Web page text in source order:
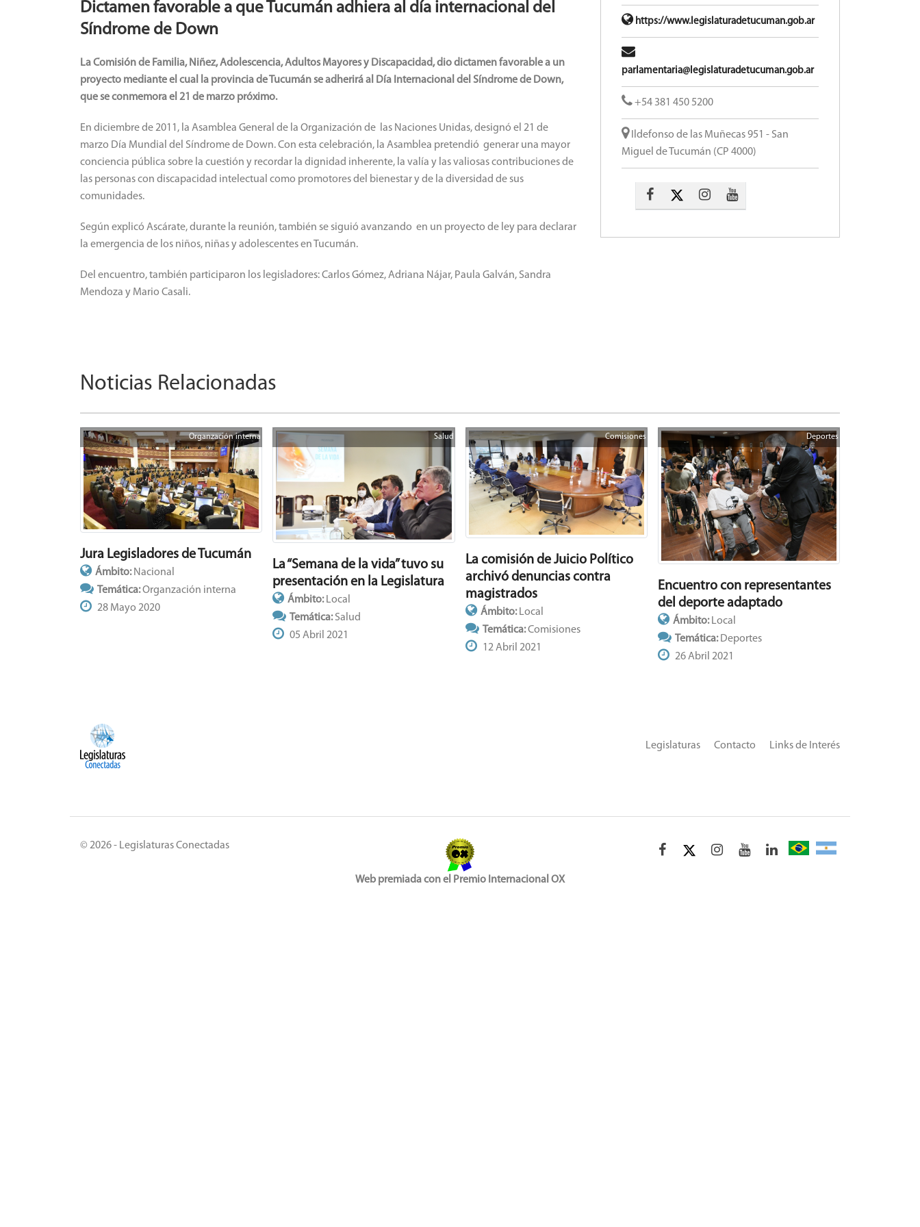
Dictamen favorable a que Tucumán adhiera al día internacional del
Síndrome de Down
La Comisión de Familia, Niñez, Adolescencia, Adultos Mayores y Discapacidad, dio dictamen favorable a un
proyecto mediante el cual la provincia de Tucumán se adherirá al Día Internacional del Síndrome de Down,
que se conmemora el 21 de marzo próximo.
En diciembre de 2011, la Asamblea General de la Organización de las Naciones Unidas, designó el 21 de
marzo Día Mundial del Síndrome de Down. Con esta celebración, la Asamblea pretendió generar una mayor
conciencia pública sobre la cuestión y recordar la dignidad inherente, la valía y las valiosas contribuciones de
las personas con discapacidad intelectual como promotores del bienestar y de la diversidad de sus
comunidades.
Según explicó Ascárate, durante la reunión, también se siguió avanzando en un proyecto de ley para declarar
la emergencia de los niños, niñas y adolescentes en Tucumán.
Del encuentro, también participaron los legisladores: Carlos Gómez, Adriana Nájar, Paula Galván, Sandra
Mendoza y Mario Casali.
https://www.legislaturadetucuman.gob.ar
parlamentaria@legislaturadetucuman.gob.ar
+54 381 450 5200
Ildefonso de las Muñecas 951 - San
Miguel de Tucumán (CP 4000)
Noticias Relacionadas
Organzación interna
Jura Legisladores de Tucumán
Ámbito: Nacional
Temática:Organzación interna
28 Mayo 2020
Salud
La “Semana de la vida” tuvo su
presentación en la Legislatura
Ámbito:Local
Temática:Salud
05 Abril 2021
Comisiones
La comisión de Juicio Político
archivó denuncias contra
magistrados
Ámbito:Local
Temática:Comisiones
12 Abril 2021
Deportes
Encuentro con representantes
del deporte adaptado
Ámbito:Local
Temática:Deportes
26 Abril 2021
Links de Interés
Contacto
Legislaturas
© 2026 - Legislaturas Conectadas
Web premiada con el Premio Internacional OX